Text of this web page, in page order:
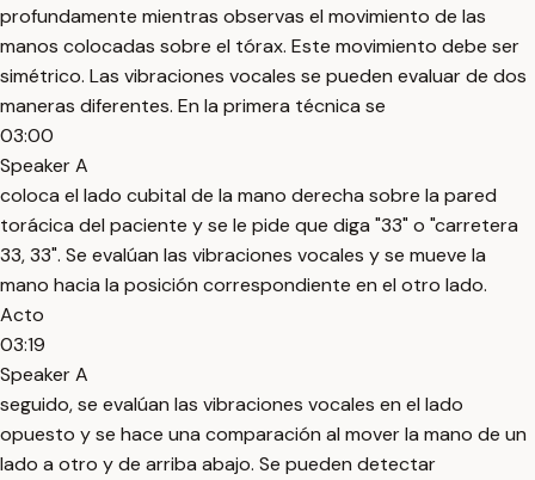
profundamente mientras observas el movimiento de las
manos colocadas sobre el tórax. Este movimiento debe ser
simétrico. Las vibraciones vocales se pueden evaluar de dos
maneras diferentes. En la primera técnica se
03:00
Speaker A
coloca el lado cubital de la mano derecha sobre la pared
torácica del paciente y se le pide que diga "33" o "carretera
33, 33". Se evalúan las vibraciones vocales y se mueve la
mano hacia la posición correspondiente en el otro lado.
Acto
03:19
Speaker A
seguido, se evalúan las vibraciones vocales en el lado
opuesto y se hace una comparación al mover la mano de un
lado a otro y de arriba abajo. Se pueden detectar